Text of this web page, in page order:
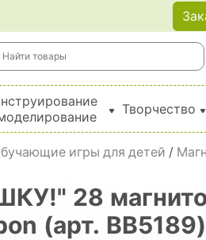
Творчество
игры для детей /
28
(арт. ВВ5189)